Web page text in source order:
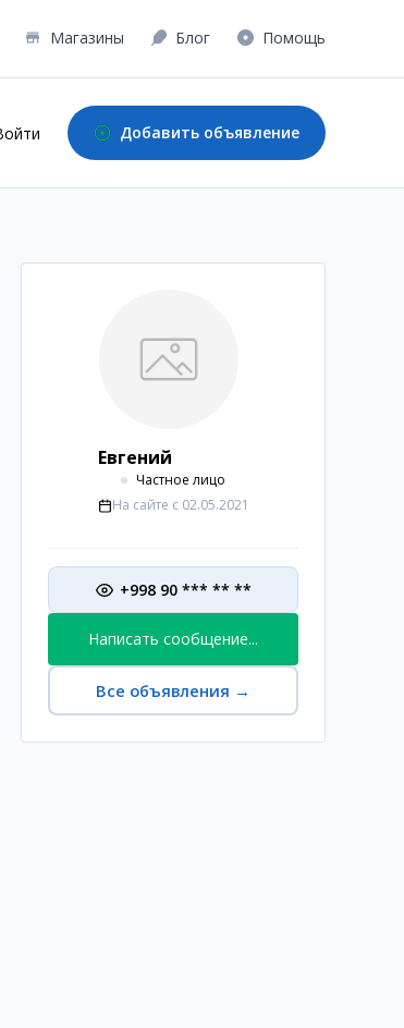
Магазины Блог Помощь
Добавить объявление
Евгений
Частное лицо
На сайте с 02.05.2021
+998 90 *** ** **
Написать сообщение...
Все объявления →